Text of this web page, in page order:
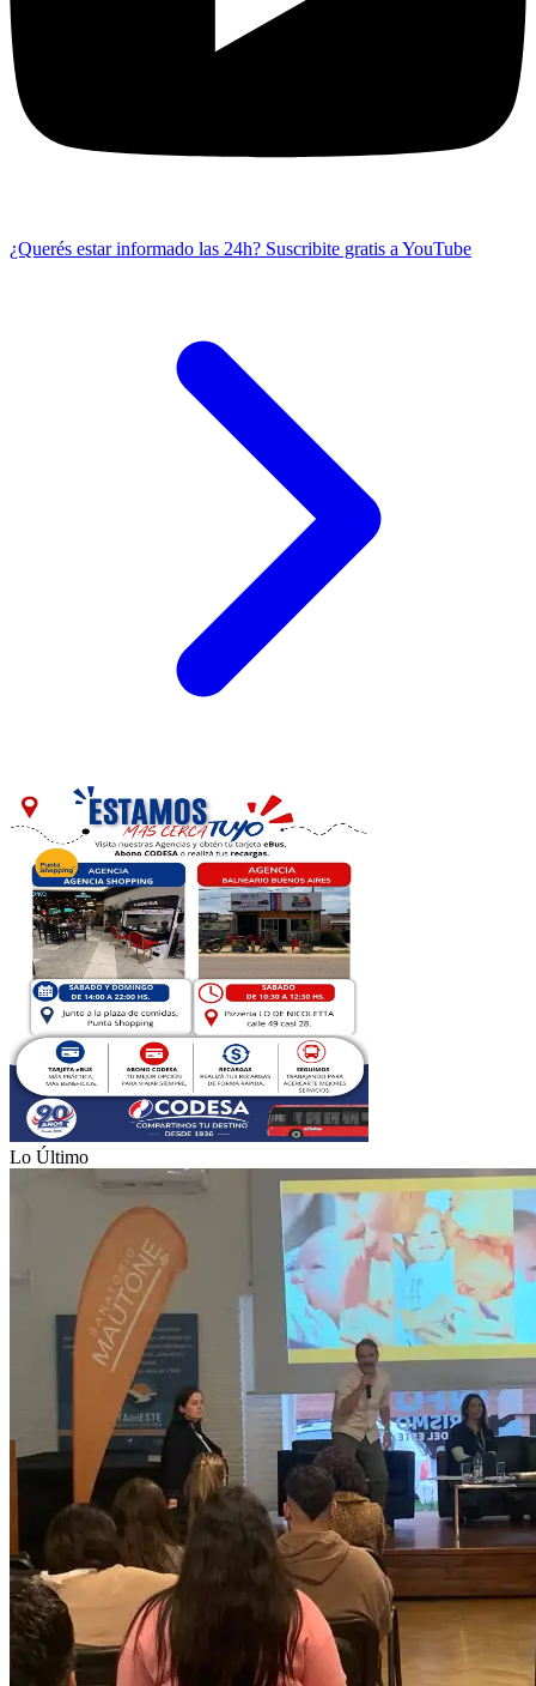
¿Querés estar informado las 24h? Suscribite gratis a YouTube
Lo Último